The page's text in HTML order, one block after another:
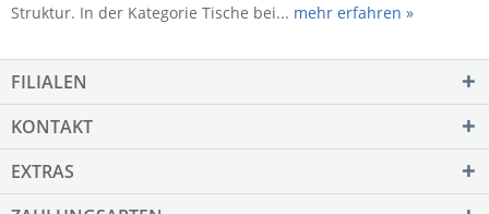
Struktur. In der Kategorie Tische bei... mehr erfahren »
FILIALEN
KONTAKT
EXTRAS